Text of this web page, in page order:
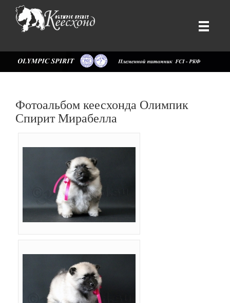
Фотоальбом кеесхонда Олимпик
Спирит Мирабелла